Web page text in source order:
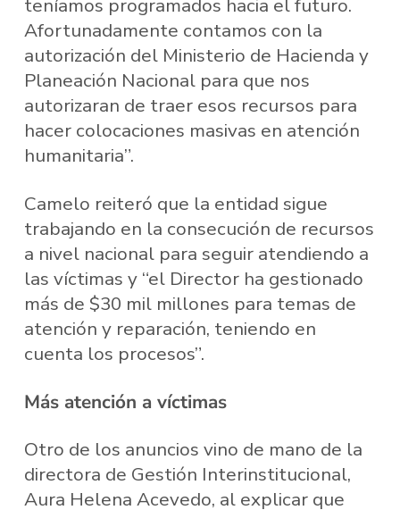
teníamos programados hacia el futuro.
Afortunadamente contamos con la
autorización del Ministerio de Hacienda y
Planeación Nacional para que nos
autorizaran de traer esos recursos para
hacer colocaciones masivas en atención
humanitaria”.
Camelo reiteró que la entidad sigue
trabajando en la consecución de recursos
a nivel nacional para seguir atendiendo a
las víctimas y “el Director ha gestionado
más de $30 mil millones para temas de
atención y reparación, teniendo en
cuenta los procesos”.
Más atención a víctimas
Otro de los anuncios vino de mano de la
directora de Gestión Interinstitucional,
Aura Helena Acevedo, al explicar que